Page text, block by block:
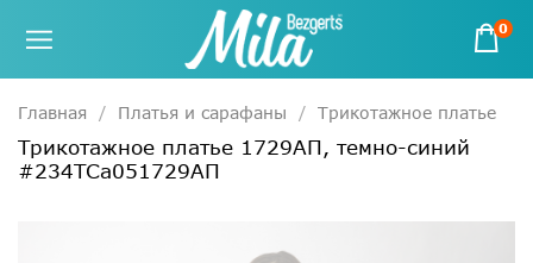
0
Главная Платья и сарафаны Трикотажное платье
Трикотажное платье 1729АП, темно-синий
#234ТСа051729АП